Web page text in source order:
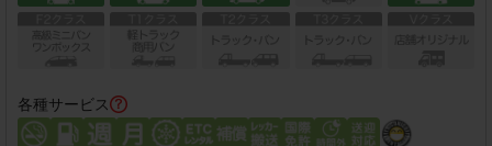
各種サービス